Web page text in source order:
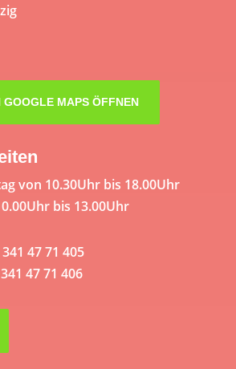
GOOGLE MAPS ÖFFNEN
von 10.30Uhr bis 18.00Uhr
bis 13.00Uhr
47 71 405
47 71 406